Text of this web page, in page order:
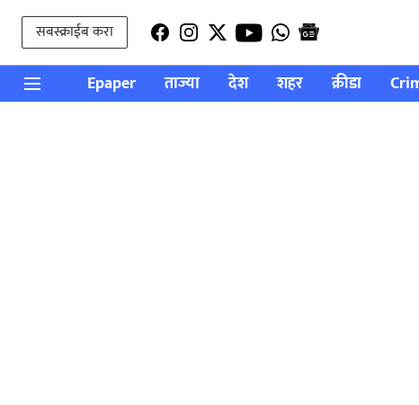
सबस्क्राईब करा
Epaper ताज्या देश शहर क्रीडा